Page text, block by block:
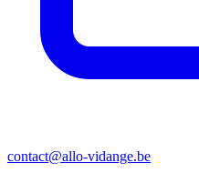
contact@allo-vidange.be